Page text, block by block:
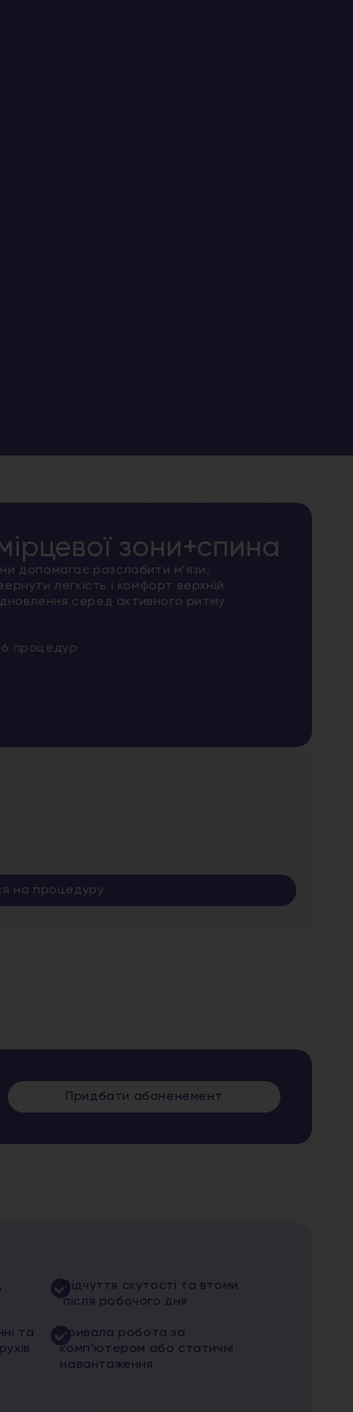
зони+спина
допомагає розслабити м’язи,
легкість і комфорт верхній
серед активного ритму
процедур
на процедуру
Придбати абоненемент
Відчуття скутості та втоми
після робочого дня
та
Тривала робота за
комп’ютером або статичні
навантаження